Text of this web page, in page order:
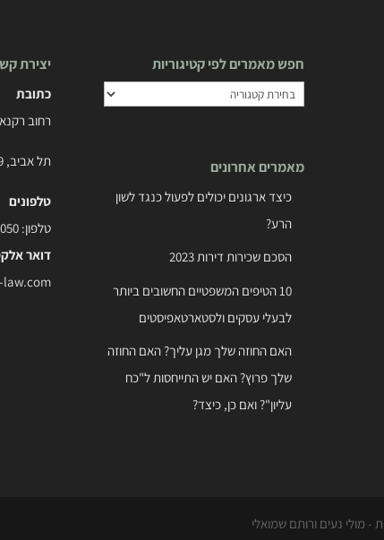
יצירת
כתובת
רחוב
תל אביב, 6949409
טלפונים
טלפון:
דואר
law.com
חפש מאמרים לפי קטיגוריות
חפש
קטיגוריות
מאמרים אחרונים
כיצד ארגונים יכולים לפעול כנגד לשון
הרע?
הסכם שכירות דירות 2023
10 הטיפים המשפטיים החשובים ביותר
לבעלי עסקים ולסטארטאפיסטים
האם החוזה שלך מגן עליך? האם החוזה
שלך פרוץ? האם יש התייחסות ל"כח
עליון"? ואם כן, כיצד?
- מולי נעים ורותם שמואלי